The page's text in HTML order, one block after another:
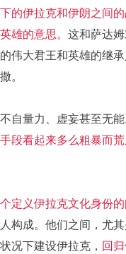
的伊拉克和伊朗之间
雄的意思。 这和萨达
伟大君王和英雄的继
。
自量力、虚妄甚至无
段看起来多么粗暴而
定义伊拉克文化身份的
构成。他们之间，尤
况下建设伊拉克， 回